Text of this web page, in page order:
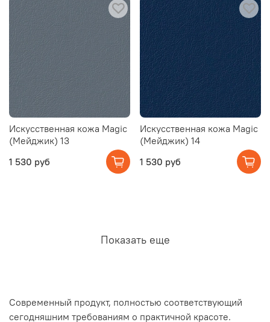
Искусственная кожа Magic
(Мейджик) 13
1 530 руб
Искусственная кожа Magic
(Мейджик) 14
1 530 руб
Показать еще
Современный продукт, полностью соответствующий
сегодняшним требованиям о практичной красоте.